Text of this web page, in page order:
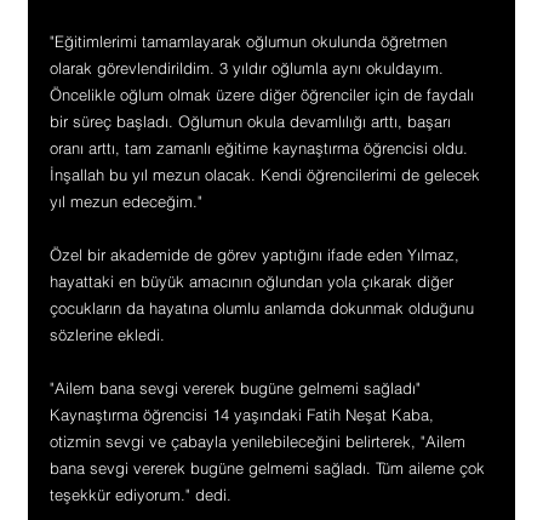
"Eğitimlerimi tamamlayarak oğlumun okulunda öğretmen
olarak görevlendirildim. 3 yıldır oğlumla aynı okuldayım.
Öncelikle oğlum olmak üzere diğer öğrenciler için de faydalı
bir süreç başladı. Oğlumun okula devamlılığı arttı, başarı
oranı arttı, tam zamanlı eğitime kaynaştırma öğrencisi oldu.
İnşallah bu yıl mezun olacak. Kendi öğrencilerimi de gelecek
yıl mezun edeceğim."
Özel bir akademide de görev yaptığını ifade eden Yılmaz,
hayattaki en büyük amacının oğlundan yola çıkarak diğer
çocukların da hayatına olumlu anlamda dokunmak olduğunu
sözlerine ekledi.
"Ailem bana sevgi vererek bugüne gelmemi sağladı"
Kaynaştırma öğrencisi 14 yaşındaki Fatih Neşat Kaba,
otizmin sevgi ve çabayla yenilebileceğini belirterek, "Ailem
bana sevgi vererek bugüne gelmemi sağladı. Tüm aileme çok
teşekkür ediyorum." dedi.